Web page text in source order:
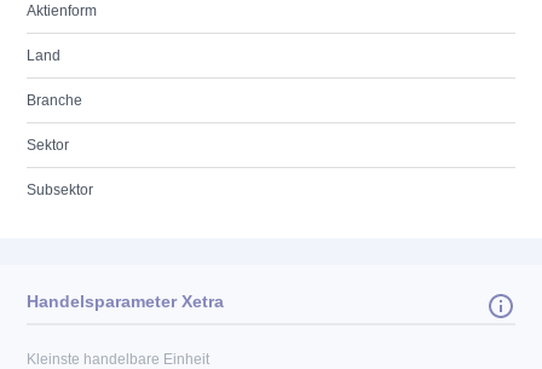
Aktienform
Land
Branche
Sektor
Subsektor
Handelsparameter Xetra
Kleinste handelbare Einheit